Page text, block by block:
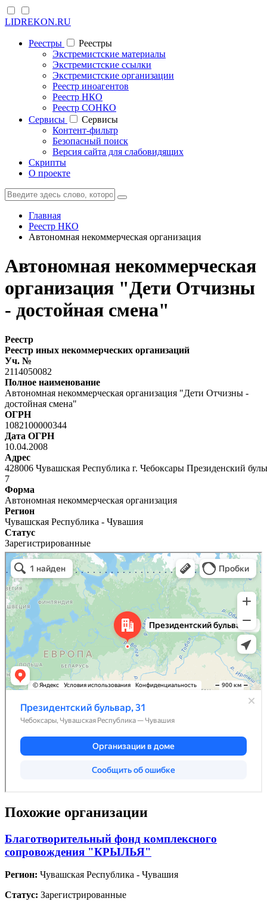
LIDREKON.RU
Реестры
Реестры
Экстремистские материалы
Экстремистские ссылки
Экстремистские организации
Реестр иноагентов
Реестр НКО
Реестр СОНКО
Cервисы
Cервисы
Контент-фильтр
Безопасный поиск
Версия сайта для слабовидящих
Скрипты
О проекте
Главная
Реестр НКО
Автономная некоммерческая организация
Автономная некоммерческая
организация "Дети Отчизны
- достойная смена"
Реестр
Реестр иных некоммерческих организаций
Уч. №
2114050082
Полное наименование
Автономная некоммерческая организация "Дети Отчизны -
достойная смена"
ОГРН
1082100000344
Дата ОГРН
10.04.2008
Адрес
428006 Чувашская Республика г. Чебоксары Президенский
7
Форма
Автономная некоммерческая организация
Регион
Чувашская Республика - Чувашия
Статус
Зарегистрированные
Похожие организации
Благотворительный фонд комплексного
сопровождения "КРЫЛЬЯ"
Регион: Чувашская Республика - Чувашия
Статус: Зарегистрированные